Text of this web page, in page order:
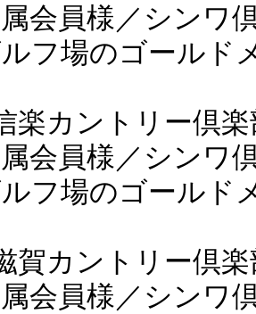
会員様／シンワ
フ場のゴールド
楽カントリー倶楽
会員様／シンワ
フ場のゴールド
賀カントリー倶楽
会員様／シンワ